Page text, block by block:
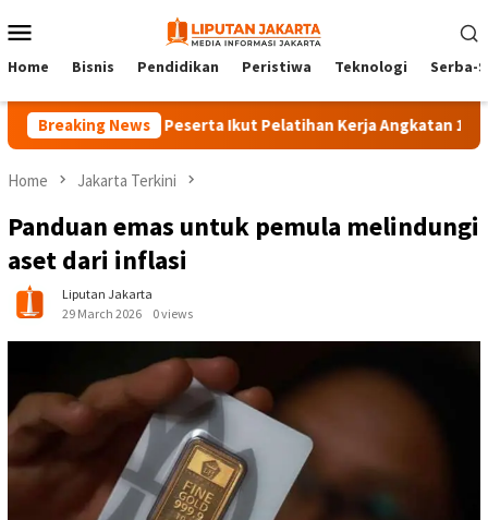
to
Menu
Home Bisnis Pendidikan Peristiwa Teknologi Serba-
Breaking News
140 Peserta Ikut Pelatihan Kerja Angkatan 1 di PPKD
Home Jakarta Terkini
Panduan emas untuk pemula melindungi
aset dari inflasi
Liputan Jakarta
29 March 2026
0 views